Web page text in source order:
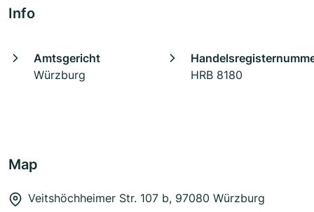
Info
Amtsgericht
Würzburg
HRB 8180
Map
Veitshöchheimer Str. 107 b, 97080 Würzburg